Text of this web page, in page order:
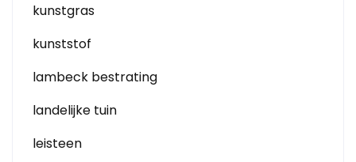
kunstgras
kunststof
lambeck bestrating
landelijke tuin
leisteen